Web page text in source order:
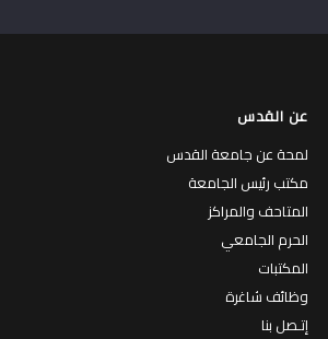
عن القدس
لمحة عن جامعة القدس
مكتب رئيس الجامعة
المتاحف والمراكز
الحرم الجامعي
المكتبات
وظائف شاغرة
إتـصل بنا